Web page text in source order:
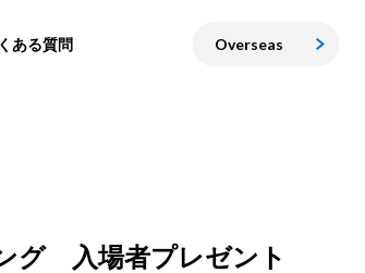
ある質問 Overseas
グ 入場者プレゼント